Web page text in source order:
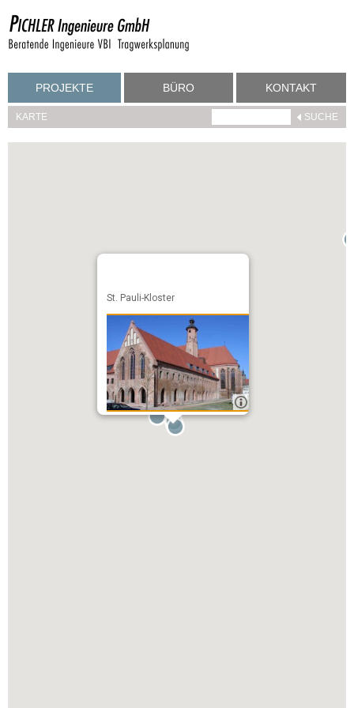
PROJEKTE BÜRO KONTAKT
KARTE
St. Pauli-Kloster